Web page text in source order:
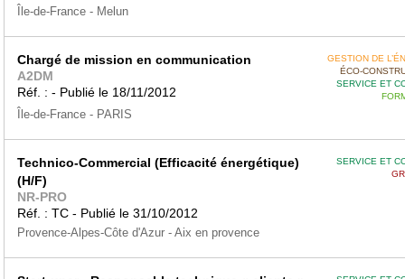
Île-de-France - Melun
GESTION DE
ÉCO-
SERVICE ET
Chargé de mission en communication
A2DM
Réf. : - Publié le 18/11/2012
Île-de-France - PARIS
SERVICE ET
Technico-Commercial (Efficacité énergétique)
(H/F)
NR-PRO
Réf. : TC - Publié le 31/10/2012
Provence-Alpes-Côte d'Azur - Aix en provence